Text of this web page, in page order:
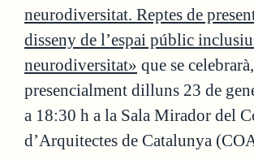
neurodiversitat. Reptes de
disseny de l’espai públic
neurodiversitat» que se celebrarà,
presencialment dilluns 23 de
a 18:30 h a la Sala Mirador del
d’Arquitectes de Catalunya